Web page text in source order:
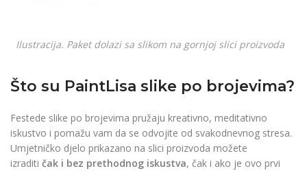
€6.90 €4.90
MORE
Ilustracija. Paket dolazi sa slikom na gornjoj slici proizvoda
Što su PaintLisa slike po brojevima?
Festede slike po brojevima pružaju kreativno, meditativno
iskustvo i pomažu vam da se odvojite od svakodnevnog stresa.
Umjetničko djelo prikazano na slici proizvoda možete
izraditi čak i bez prethodnog iskustva, čak i ako je ovo prvi